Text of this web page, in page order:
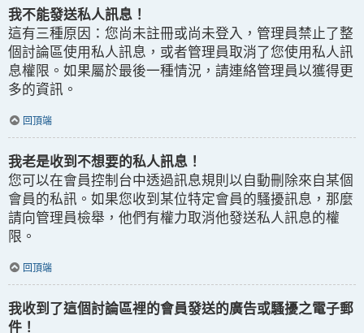
我不能發送私人訊息！
這有三種原因：您尚未註冊或尚未登入，管理員禁止了整
個討論區使用私人訊息，或者管理員取消了您使用私人訊
息權限。如果屬於最後一種情況，請連絡管理員以獲得更
多的資訊。
回頂端
我老是收到不想要的私人訊息！
您可以在會員控制台中透過訊息規則以自動刪除來自某個
會員的私訊。如果您收到某位特定會員的騷擾訊息，那麼
請向管理員檢舉，他們有權力取消他發送私人訊息的權
限。
回頂端
我收到了這個討論區裡的會員發送的廣告或騷擾之電子郵
件！